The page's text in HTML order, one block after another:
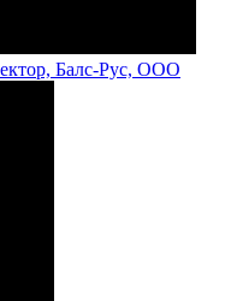
Балс-Рус, ООО